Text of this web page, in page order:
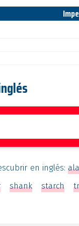
en inglés:
shank starch